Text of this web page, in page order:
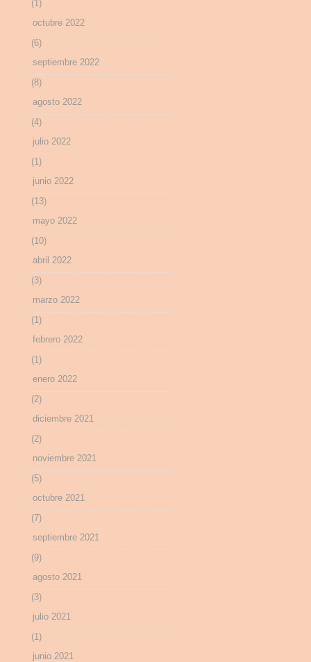
(1)
octubre 2022
(6)
septiembre 2022
(8)
agosto 2022
(4)
julio 2022
(1)
junio 2022
(13)
mayo 2022
(10)
abril 2022
(3)
marzo 2022
(1)
febrero 2022
(1)
enero 2022
(2)
diciembre 2021
(2)
noviembre 2021
(5)
octubre 2021
(7)
septiembre 2021
(9)
agosto 2021
(3)
julio 2021
(1)
junio 2021